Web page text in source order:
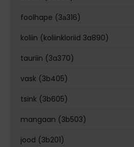
foolhape (3а316)
koliin (koliinkloriid 3a890)
tauriin (3a370)
vask (3b405)
tsink (3b605)
mangaan (3b503)
jood (3b201)